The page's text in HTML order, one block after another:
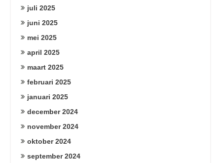
juli 2025
juni 2025
mei 2025
april 2025
maart 2025
februari 2025
januari 2025
december 2024
november 2024
oktober 2024
september 2024